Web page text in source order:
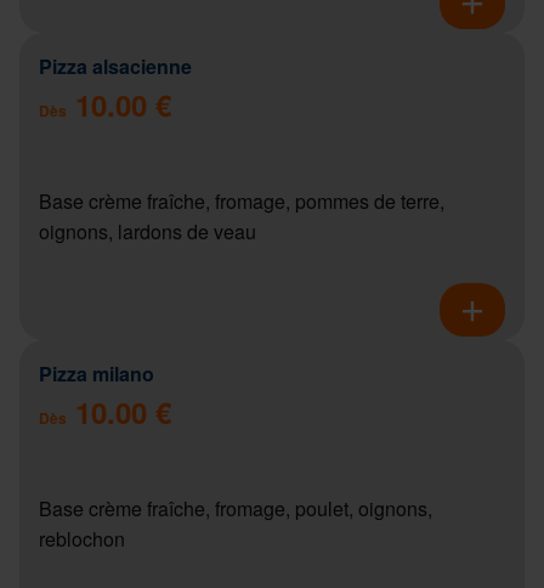
Pizza alsacienne
Dès 10.00 €
Base crème fraîche, fromage, pommes de terre,
oignons, lardons de veau
Pizza milano
Dès 10.00 €
Base crème fraîche, fromage, poulet, oignons,
reblochon